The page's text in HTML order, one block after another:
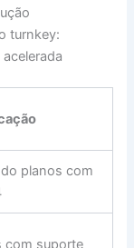
turnkey:
planos com
com suporte